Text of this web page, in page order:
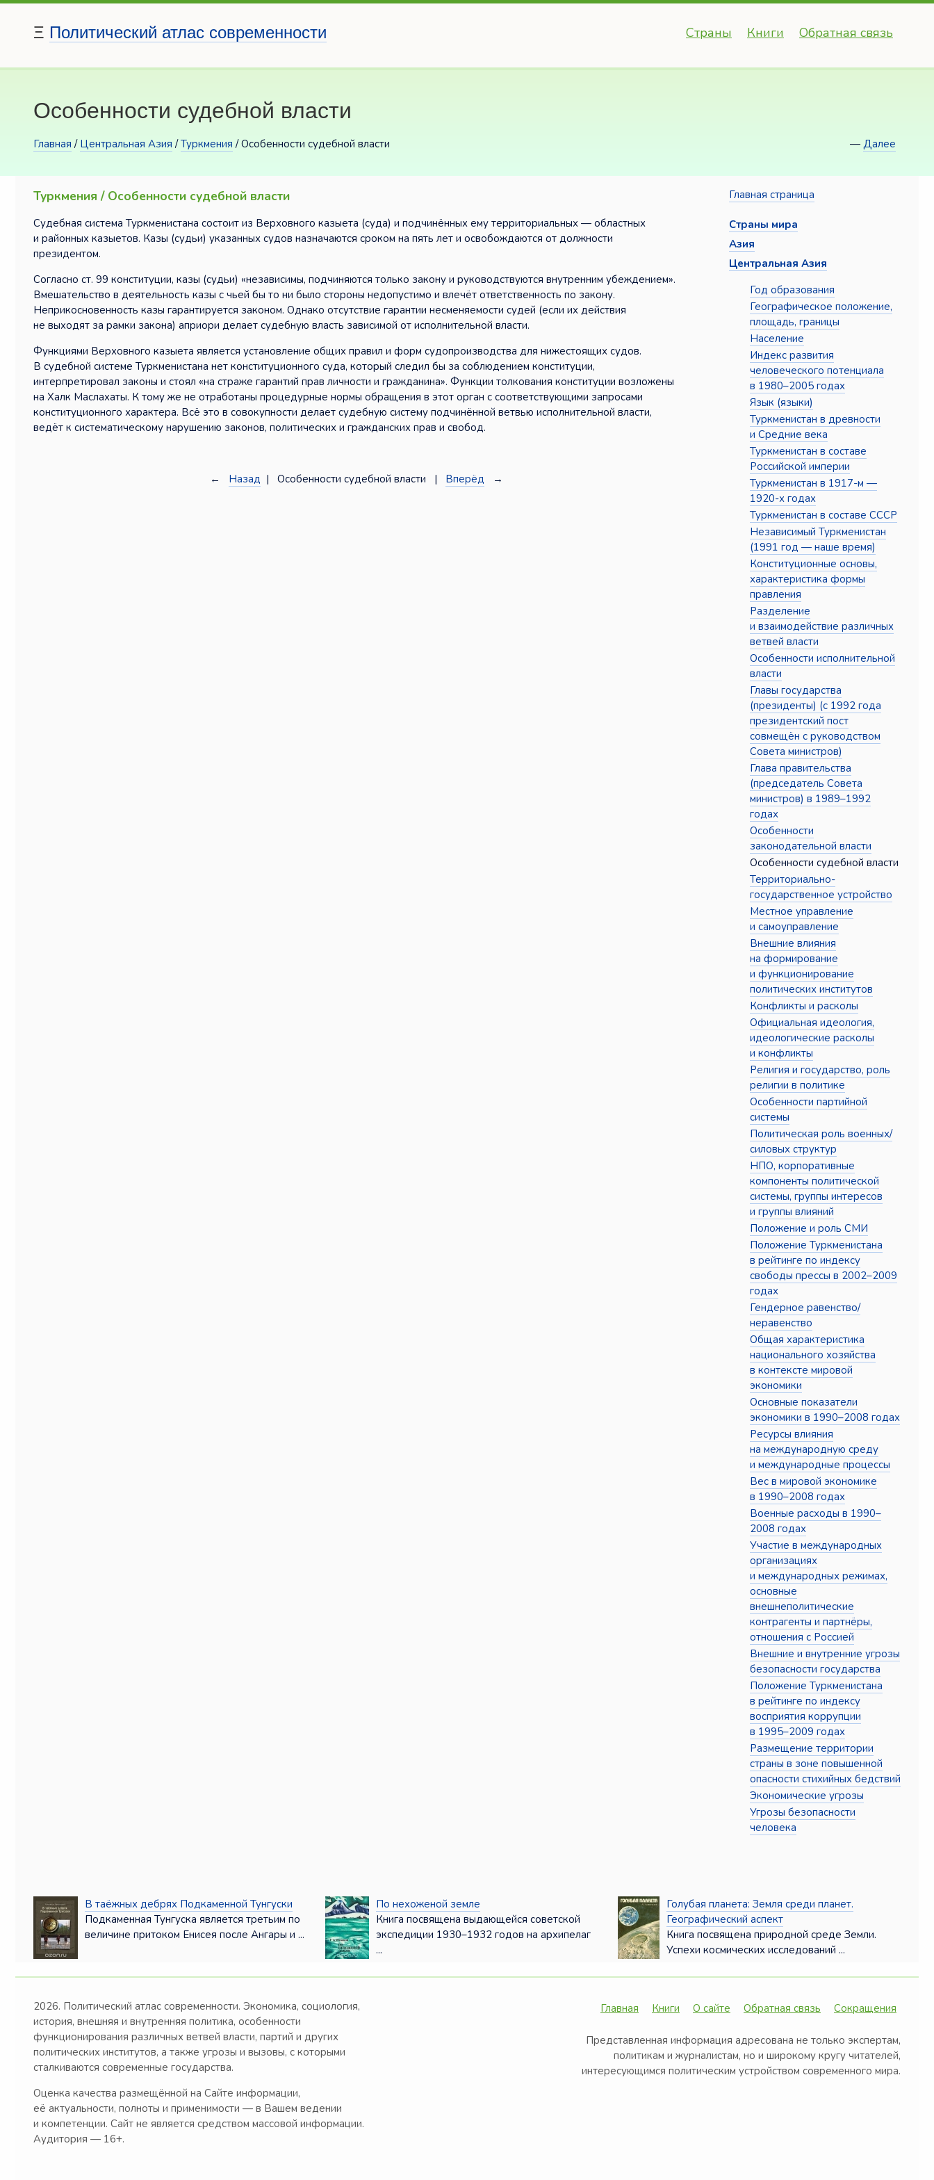
Ξ Политический атлас современности Страны Книги Обратная связь
Особенности судебной власти
Главная / Центральная Азия /Туркмения / Особенности судебной власти — Далее
Туркмения / Особенности судебной власти
Судебная система Туркменистана состоит из Верховного казыета (суда) и подчинённых ему территориальных — областных
и районных казыетов. Казы (судьи) указанных судов назначаются сроком на пять лет и освобождаются от должности
президентом.
Согласно ст. 99 конституции, казы (судьи) «независимы, подчиняются только закону и руководствуются внутренним убеждением».
Вмешательство в деятельность казы с чьей бы то ни было стороны недопустимо и влечёт ответственность по закону.
Неприкосновенность казы гарантируется законом. Однако отсутствие гарантии несменяемости судей (если их действия
не выходят за рамки закона) априори делает судебную власть зависимой от исполнительной власти.
Функциями Верховного казыета является установление общих правил и форм судопроизводства для нижестоящих судов.
В судебной системе Туркменистана нет конституционного суда, который следил бы за соблюдением конституции,
интерпретировал законы и стоял «на страже гарантий прав личности и гражданина». Функции толкования конституции возложены
на Халк Маслахаты. К тому же не отработаны процедурные нормы обращения в этот орган с соответствующими запросами
конституционного характера. Всё это в совокупности делает судебную систему подчинённой ветвью исполнительной власти,
ведёт к систематическому нарушению законов, политических и гражданских прав и свобод.
← Назад | Особенности судебной власти | Вперёд →
Главная страница
Страны мира
Азия
Центральная Азия
Год образования
Географическое положение,
площадь, границы
Население
Индекс развития
человеческого потенциала
в 1980–2005 годах
Язык (языки)
Туркменистан в древности
и Средние века
Туркменистан в составе
Российской империи
Туркменистан в 1917-м —
1920-х годах
Туркменистан в составе СССР
Независимый Туркменистан
(1991 год — наше время)
Конституционные основы,
характеристика формы
правления
Разделение
и взаимодействие различных
ветвей власти
Особенности исполнительной
власти
Главы государства
(президенты) (с 1992 года
президентский пост
совмещён с руководством
Совета министров)
Глава правительства
(председатель Совета
министров) в 1989–1992
годах
Особенности
законодательной власти
Особенности судебной власти
Территориально-
государственное устройство
Местное управление
и самоуправление
Внешние влияния
на формирование
и функционирование
политических институтов
Конфликты и расколы
Официальная идеология,
идеологические расколы
и конфликты
Религия и государство, роль
религии в политике
Особенности партийной
системы
Политическая роль военных/
силовых структур
НПО, корпоративные
компоненты политической
системы, группы интересов
и группы влияний
Положение и роль СМИ
Положение Туркменистана
в рейтинге по индексу
свободы прессы в 2002–2009
годах
Гендерное равенство/
неравенство
Общая характеристика
национального хозяйства
в контексте мировой
экономики
Основные показатели
экономики в 1990–2008 годах
Ресурсы влияния
на международную среду
и международные процессы
Вес в мировой экономике
в 1990–2008 годах
Военные расходы в 1990–
2008 годах
Участие в международных
организациях
и международных режимах,
основные
внешнеполитические
контрагенты и партнёры,
отношения с Россией
Внешние и внутренние угрозы
безопасности государства
Положение Туркменистана
в рейтинге по индексу
восприятия коррупции
в 1995–2009 годах
Размещение территории
страны в зоне повышенной
опасности стихийных бедствий
Экономические угрозы
Угрозы безопасности
человека
В таёжных дебрях Подкаменной Тунгуски
Подкаменная Тунгуска является третьим по
величине притоком Енисея после Ангары и ...
По нехоженой земле
Книга посвящена выдающейся советской
экспедиции 1930–1932 годов на архипелаг
...
Голубая планета: Земля среди планет.
Географический аспект
Книга посвящена природной среде Земли.
Успехи космических исследований ...
2026. Политический атлас современности. Экономика, социология,
история, внешняя и внутренняя политика, особенности
функционирования различных ветвей власти, партий и других
политических институтов, а также угрозы и вызовы, с которыми
сталкиваются современные государства.
Оценка качества размещённой на Сайте информации,
её актуальности, полноты и применимости — в Вашем ведении
и компетенции. Сайт не является средством массовой информации.
Аудитория — 16+.
Главная Книги О сайте Обратная связь Сокращения
Представленная информация адресована не только экспертам,
политикам и журналистам, но и широкому кругу читателей,
интересующимся политическим устройством современного мира.